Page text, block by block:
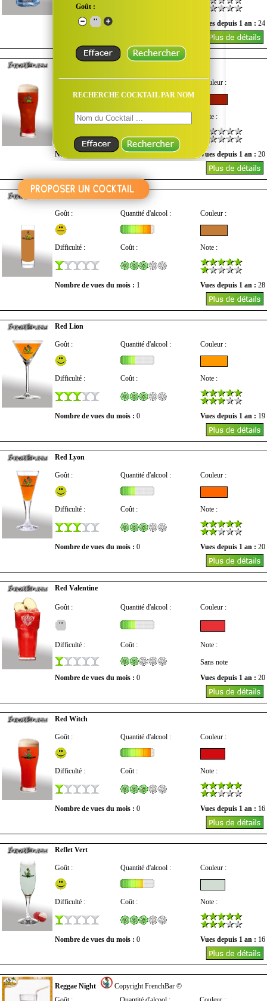
Goût :
RECHERCHE COCKTAIL PAR NOM
Nombre de vues du mois : Vues depuis 1 an : 24
Couleur :
Difficulté : Coût : Note :
Nombre de vues du mois :0 Vues depuis 1 an : 20
Goût : Quantité d'alcool : Couleur :
Difficulté : Coût : Note :
Nombre de vues du mois : 1 Vues depuis 1 an : 28
Red Lion
Goût : Quantité d'alcool : Couleur :
Difficulté : Coût : Note :
Nombre de vues du mois : 0 Vues depuis 1 an : 19
Red Lyon
Goût : Quantité d'alcool : Couleur :
Difficulté : Coût : Note :
Nombre de vues du mois : 0 Vues depuis 1 an : 20
Red Valentine
Goût : Quantité d'alcool : Couleur :
Difficulté : Coût : Note :
Sans note
Nombre de vues du mois : 0 Vues depuis 1 an : 20
Red Witch
Goût : Quantité d'alcool : Couleur :
Difficulté : Coût : Note :
Nombre de vues du mois : 0 Vues depuis 1 an : 16
Reflet Vert
Goût : Quantité d'alcool : Couleur :
Difficulté : Coût : Note :
Nombre de vues du mois : 0 Vues depuis 1 an : 16
Reggae Night
Copyright FrenchBar ©